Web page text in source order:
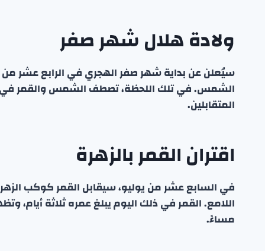
ولادة هلال شهر صفر
سيُعلن عن بداية شهر صفر الهجري في الرابع عشر من
الشمس. في تلك اللحظة، تصطف الشمس والقمر
المتقابلين.
اقتران القمر بالزهرة
مساءً.